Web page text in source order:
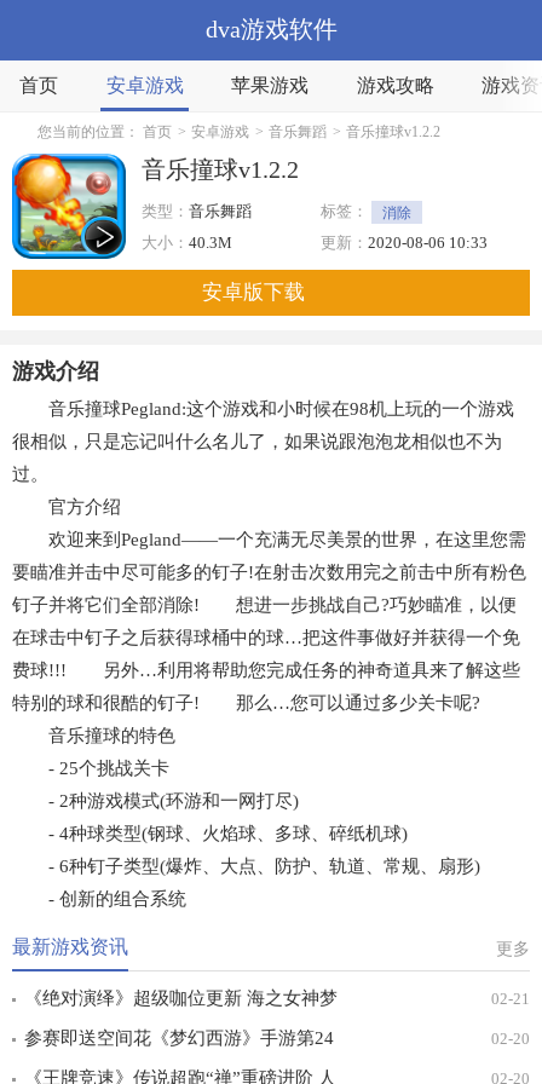
dva游戏软件
首页 安卓游戏 苹果游戏 游戏攻略 游戏
您当前的位置： 首页 > 安卓游戏 > 音乐舞蹈 > 音乐撞球v1.2.2
音乐撞球v1.2.2
类型： 音乐舞蹈 标签： 消除
大小： 40.3M 更新： 2020-08-06 10:33
安卓版下载
游戏介绍
音乐撞球Pegland:这个游戏和小时候在98机上玩的一个游戏
很相似，只是忘记叫什么名儿了，如果说跟泡泡龙相似也不为
过。
官方介绍
欢迎来到Pegland——一个充满无尽美景的世界，在这里您需
要瞄准并击中尽可能多的钉子!在射击次数用完之前击中所有粉色
钉子并将它们全部消除! 想进一步挑战自己?巧妙瞄准，以便
在球击中钉子之后获得球桶中的球…把这件事做好并获得一个免
费球!!! 另外…利用将帮助您完成任务的神奇道具来了解这些
特别的球和很酷的钉子! 那么…您可以通过多少关卡呢?
音乐撞球的特色
- 25个挑战关卡
- 2种游戏模式(环游和一网打尽)
- 4种球类型(钢球、火焰球、多球、碎纸机球)
- 6种钉子类型(爆炸、大点、防护、轨道、常规、扇形)
- 创新的组合系统
最新游戏资讯 更多
《绝对演绎》超级咖位更新 海之女神梦
幻时装免费拿！
02-21
参赛即送空间花《梦幻西游》手游第24
届X9联赛报名进行中！
02-20
《王牌竞速》传说超跑“禅”重磅进阶 人 02-20